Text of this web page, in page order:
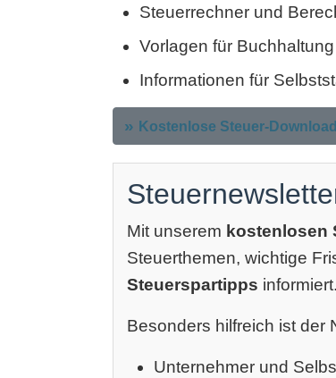
Steuerrechner und
Vorlagen für
Informationen für
Kostenlose Steuer-
Mit unserem kostenlosen
Steuerthemen, wichtige
Steuerspartipps informiert.
Besonders hilfreich ist der
Unternehmer und